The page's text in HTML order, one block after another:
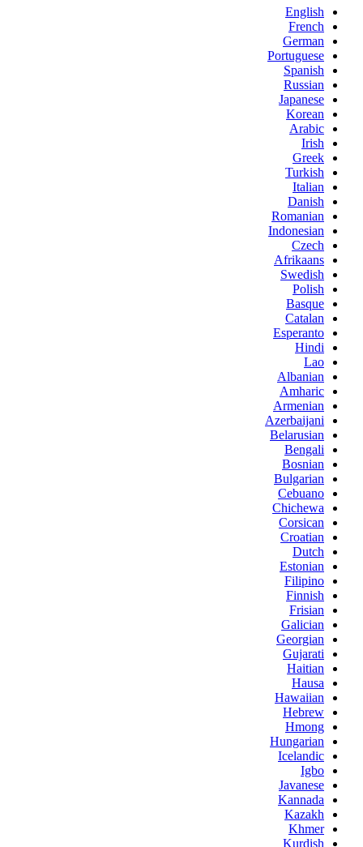
English
French
German
Portuguese
Spanish
Russian
Japanese
Korean
Arabic
Irish
Greek
Turkish
Italian
Danish
Romanian
Indonesian
Czech
Afrikaans
Swedish
Polish
Basque
Catalan
Esperanto
Hindi
Lao
Albanian
Amharic
Armenian
Azerbaijani
Belarusian
Bengali
Bosnian
Bulgarian
Cebuano
Chichewa
Corsican
Croatian
Dutch
Estonian
Filipino
Finnish
Frisian
Galician
Georgian
Gujarati
Haitian
Hausa
Hawaiian
Hebrew
Hmong
Hungarian
Icelandic
Igbo
Javanese
Kannada
Kazakh
Khmer
Kurdish